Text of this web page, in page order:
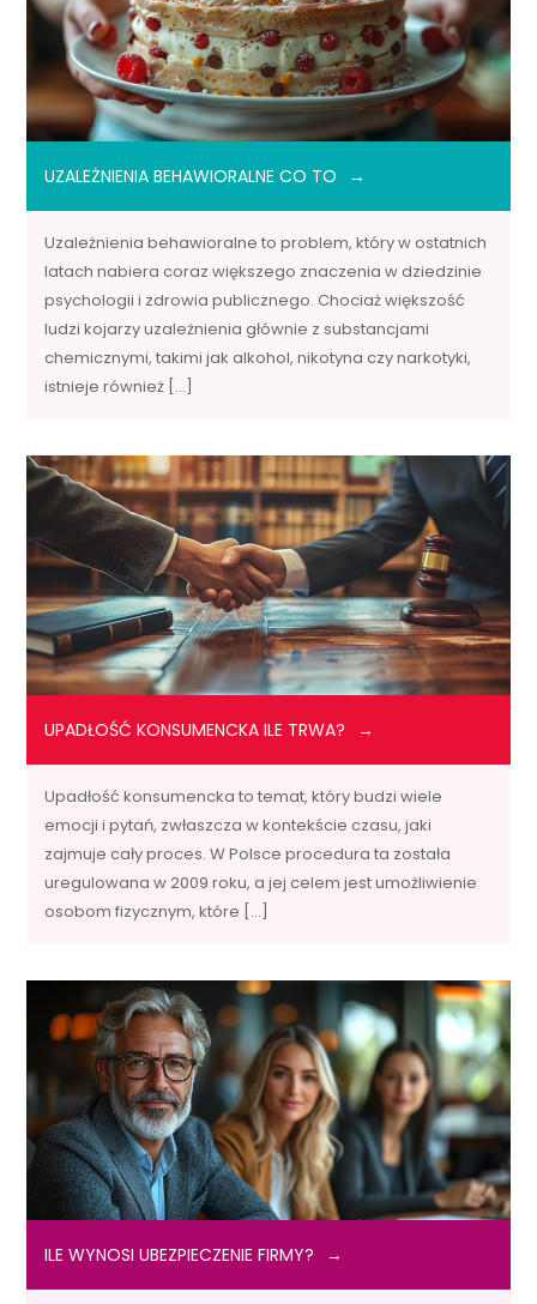
UZALEŻNIENIA BEHAWIORALNE CO TO
Uzależnienia behawioralne to problem, który w ostatnich
latach nabiera coraz większego znaczenia w dziedzinie
psychologii i zdrowia publicznego. Chociaż większość
ludzi kojarzy uzależnienia głównie z substancjami
chemicznymi, takimi jak alkohol, nikotyna czy narkotyki,
istnieje również […]
UPADŁOŚĆ KONSUMENCKA ILE TRWA?
Upadłość konsumencka to temat, który budzi wiele
emocji i pytań, zwłaszcza w kontekście czasu, jaki
zajmuje cały proces. W Polsce procedura ta została
uregulowana w 2009 roku, a jej celem jest umożliwienie
osobom fizycznym, które […]
ILE WYNOSI UBEZPIECZENIE FIRMY?